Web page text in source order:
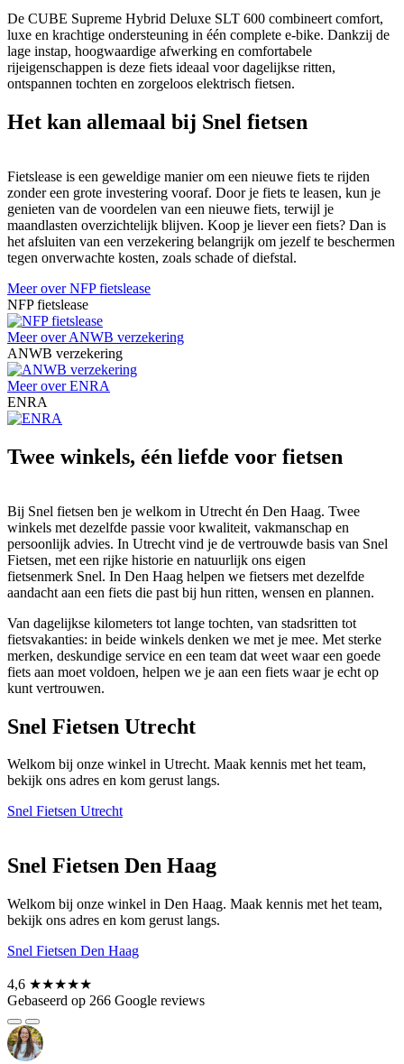
De CUBE Supreme Hybrid Deluxe SLT 600 combineert comfort,
luxe en krachtige ondersteuning in één complete e-bike. Dankzij de
lage instap, hoogwaardige afwerking en comfortabele
rijeigenschappen is deze fiets ideaal voor dagelijkse ritten,
ontspannen tochten en zorgeloos elektrisch fietsen.
Het kan allemaal bij Snel fietsen
Fietslease is een geweldige manier om een nieuwe fiets te rijden
zonder een grote investering vooraf. Door je fiets te leasen, kun je
genieten van de voordelen van een nieuwe fiets, terwijl je
maandlasten overzichtelijk blijven. Koop je liever een fiets? Dan is
het afsluiten van een verzekering belangrijk om jezelf te beschermen
tegen onverwachte kosten, zoals schade of diefstal.
Meer over NFP fietslease
NFP fietslease
Meer over ANWB verzekering
ANWB verzekering
Meer over ENRA
ENRA
Twee winkels, één liefde voor fietsen
Bij Snel fietsen ben je welkom in Utrecht én Den Haag. Twee
winkels met dezelfde passie voor kwaliteit, vakmanschap en
persoonlijk advies. In Utrecht vind je de vertrouwde basis van Snel
Fietsen, met een rijke historie en natuurlijk ons eigen
fietsenmerk Snel. In Den Haag helpen we fietsers met dezelfde
aandacht aan een fiets die past bij hun ritten, wensen en plannen.
Van dagelijkse kilometers tot lange tochten, van stadsritten tot
fietsvakanties: in beide winkels denken we met je mee. Met sterke
merken, deskundige service en een team dat weet waar een goede
fiets aan moet voldoen, helpen we je aan een fiets waar je echt op
kunt vertrouwen.
Snel Fietsen Utrecht
Welkom bij onze winkel in Utrecht. Maak kennis met het team,
bekijk ons adres en kom gerust langs.
Snel Fietsen Utrecht
Snel Fietsen Den Haag
Welkom bij onze winkel in Den Haag. Maak kennis met het team,
bekijk ons adres en kom gerust langs.
Snel Fietsen Den Haag
4,6 ★★★★★
Gebaseerd op 266 Google reviews